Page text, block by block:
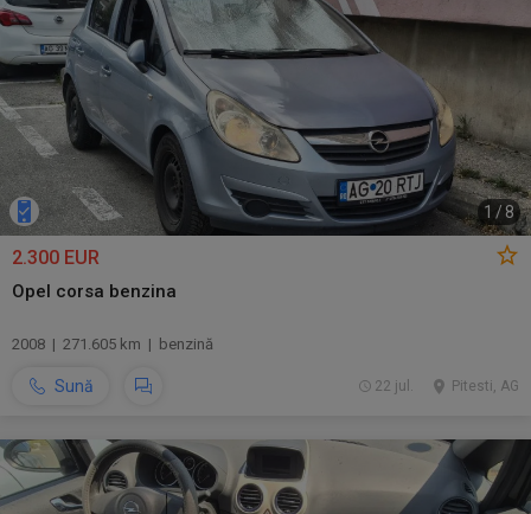
1 / 8
2.300 EUR
Opel corsa benzina
2008 | 271.605 km | benzină
Sună Pitesti, AG
22 jul.